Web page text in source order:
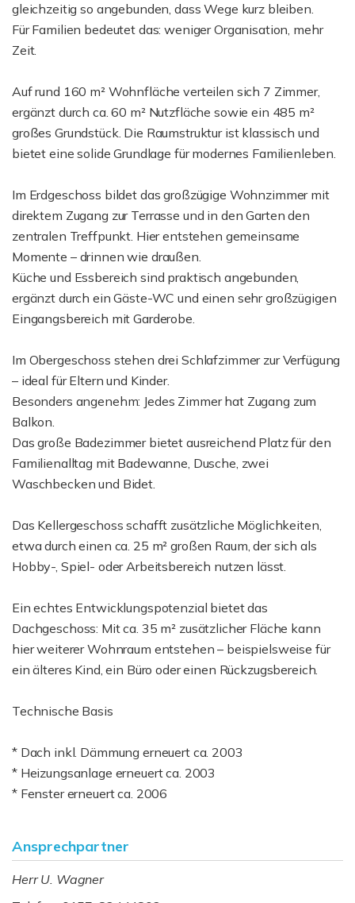
gleichzeitig so angebunden, dass Wege kurz bleiben.
Für Familien bedeutet das: weniger Organisation, mehr
Zeit.
Auf rund 160 m² Wohnfläche verteilen sich 7 Zimmer,
ergänzt durch ca. 60 m² Nutzfläche sowie ein 485 m²
großes Grundstück. Die Raumstruktur ist klassisch und
bietet eine solide Grundlage für modernes Familienleben.
Im Erdgeschoss bildet das großzügige Wohnzimmer mit
direktem Zugang zur Terrasse und in den Garten den
zentralen Treffpunkt. Hier entstehen gemeinsame
Momente – drinnen wie draußen.
Küche und Essbereich sind praktisch angebunden,
ergänzt durch ein Gäste-WC und einen sehr großzügigen
Eingangsbereich mit Garderobe.
Im Obergeschoss stehen drei Schlafzimmer zur Verfügung
– ideal für Eltern und Kinder.
Besonders angenehm: Jedes Zimmer hat Zugang zum
Balkon.
Das große Badezimmer bietet ausreichend Platz für den
Familienalltag mit Badewanne, Dusche, zwei
Waschbecken und Bidet.
Das Kellergeschoss schafft zusätzliche Möglichkeiten,
etwa durch einen ca. 25 m² großen Raum, der sich als
Hobby-, Spiel- oder Arbeitsbereich nutzen lässt.
Ein echtes Entwicklungspotenzial bietet das
Dachgeschoss: Mit ca. 35 m² zusätzlicher Fläche kann
hier weiterer Wohnraum entstehen – beispielsweise für
ein älteres Kind, ein Büro oder einen Rückzugsbereich.
Technische Basis
* Dach inkl. Dämmung erneuert ca. 2003
* Heizungsanlage erneuert ca. 2003
* Fenster erneuert ca. 2006
Ansprechpartner
Herr U. Wagner